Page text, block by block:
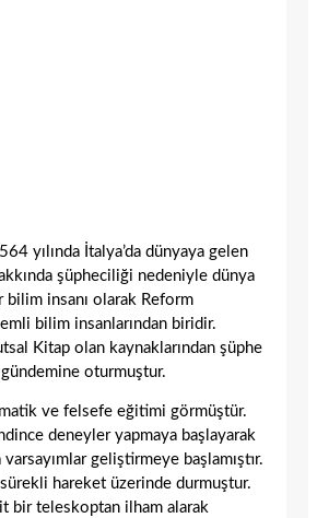
yılında İtalya’da dünyaya gelen
şüpheciliği nedeniyle dünya
bilim insanı olarak Reform
bilim insanlarından biridir.
Kitap olan kaynaklarından şüphe
oturmuştur.
ve felsefe eğitimi görmüştür.
deneyler yapmaya başlayarak
varsayımlar geliştirmeye başlamıştır.
hareket üzerinde durmuştur.
bir teleskoptan ilham alarak